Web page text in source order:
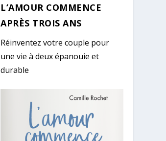
L’AMOUR COMMENCE
APRÈS TROIS ANS
Réinventez votre couple pour
une vie à deux épanouie et
durable